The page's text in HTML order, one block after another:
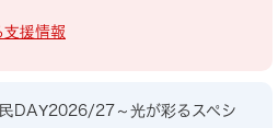
援情報
DAY2026/27～光が彩るスペシ